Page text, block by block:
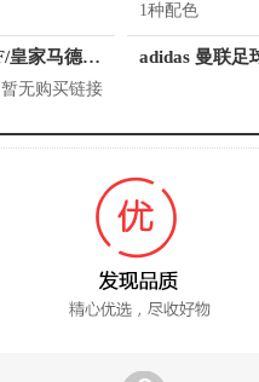
Real Madrid CF/皇家马德里 皇马球迷标准5号足球
暂无购买链接
1种配色